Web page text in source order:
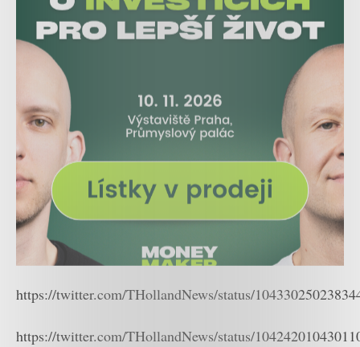
https://twitter.com/THollandNews/status/
https://twitter.com/THollandNews/status/